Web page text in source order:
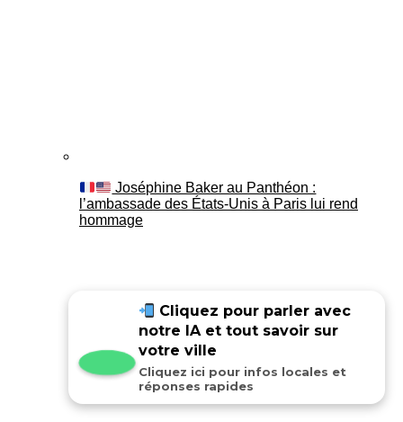
Joséphine Baker au Panthéon :
l’ambassade des États-Unis à Paris lui rend
hommage
Cliquez pour parler avec
notre IA et tout savoir sur
votre ville
Cliquez ici pour infos locales et
réponses rapides